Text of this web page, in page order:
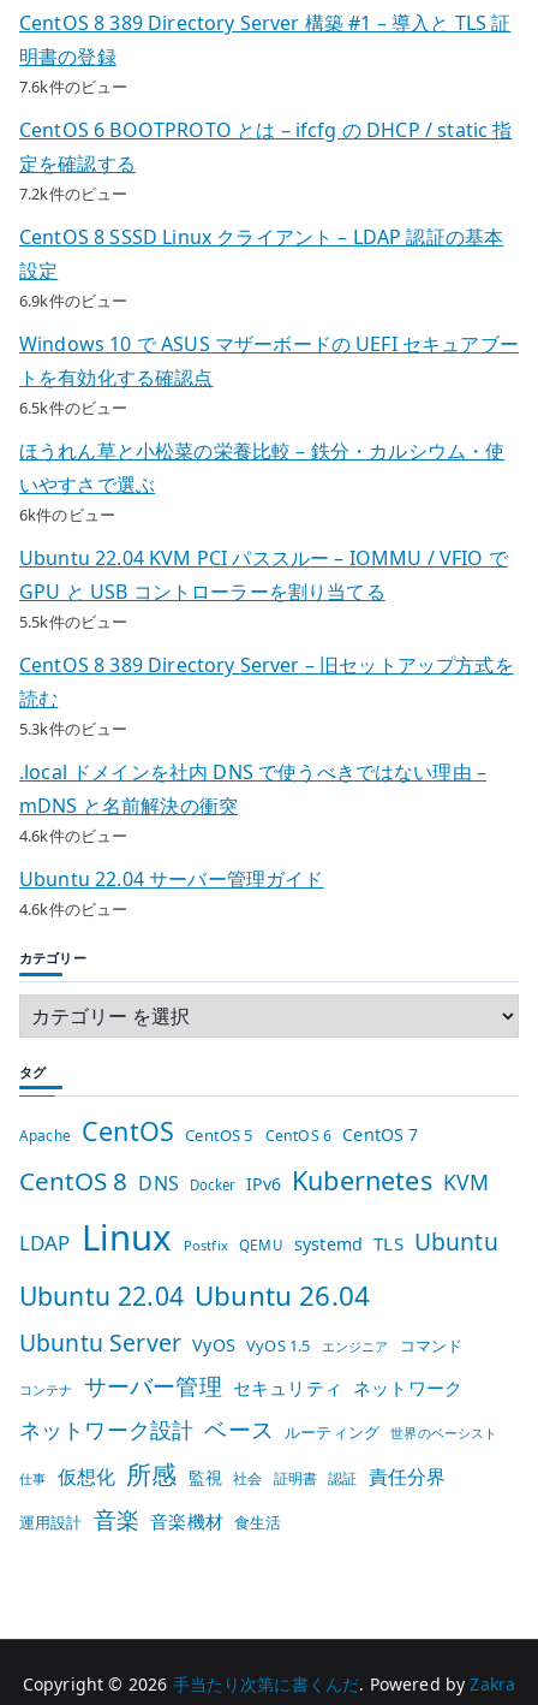
CentOS 8 389 Directory Server 構築 #1 – 導入と TLS 証
明書の登録
7.6k件のビュー
CentOS 6 BOOTPROTO とは – ifcfg の DHCP / static 指
定を確認する
7.2k件のビュー
CentOS 8 SSSD Linux クライアント – LDAP 認証の基本
設定
6.9k件のビュー
Windows 10 で ASUS マザーボードの UEFI セキュアブー
トを有効化する確認点
6.5k件のビュー
ほうれん草と小松菜の栄養比較 – 鉄分・カルシウム・使
いやすさで選ぶ
6k件のビュー
Ubuntu 22.04 KVM PCI パススルー – IOMMU / VFIO で
GPU と USB コントローラーを割り当てる
5.5k件のビュー
CentOS 8 389 Directory Server – 旧セットアップ方式を
読む
5.3k件のビュー
.local ドメインを社内 DNS で使うべきではない理由 –
mDNS と名前解決の衝突
4.6k件のビュー
Ubuntu 22.04 サーバー管理ガイド
4.6k件のビュー
カテゴリー
タグ
Apache CentOS CentOS 5 CentOS 6 CentOS 7
CentOS 8 DNS Docker IPv6 Kubernetes KVM
LDAP Linux Postfix QEMU systemd TLS Ubuntu
Ubuntu 22.04 Ubuntu 26.04
Ubuntu Server VyOS VyOS 1.5 エンジニア コマンド
コンテナ サーバー管理 セキュリティ ネットワーク
ネットワーク設計 ベース ルーティング 世界のベーシスト
仕事 仮想化 所感 監視 社会 証明書 認証 責任分界
運用設計 音楽 音楽機材 食生活
Copyright © 2026 手当たり次第に書くんだ. Powered byZakra